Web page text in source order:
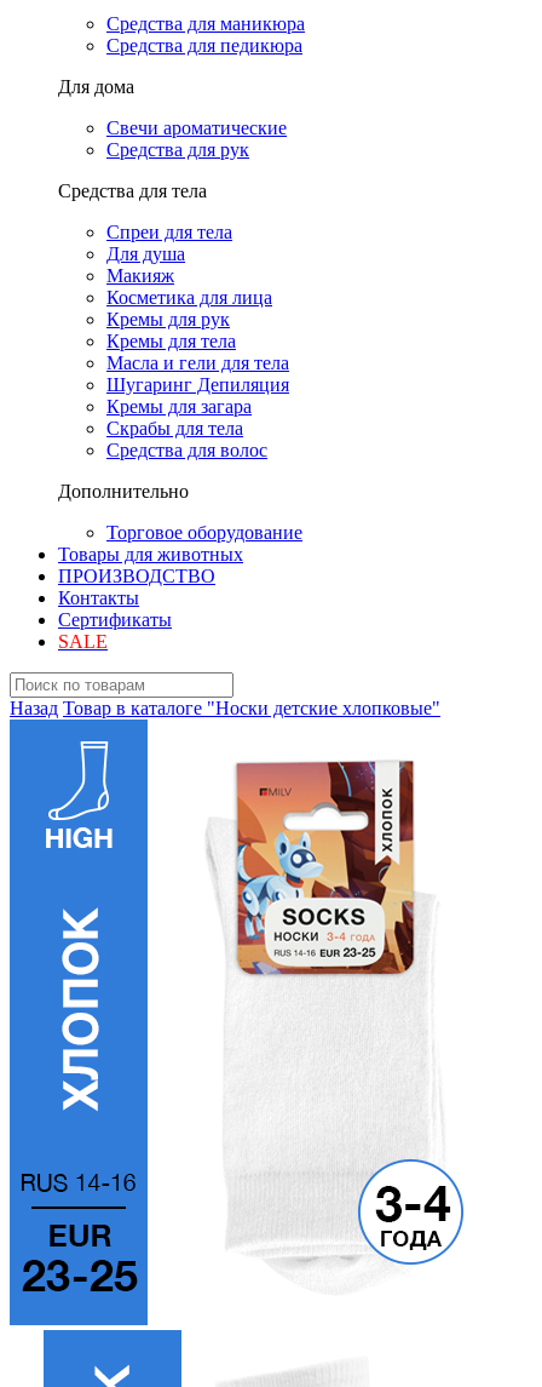
Средства для маникюра
Средства для педикюра
Для дома
Свечи ароматические
Средства для рук
Средства для тела
Спреи для тела
Для душа
Макияж
Косметика для лица
Кремы для рук
Кремы для тела
Масла и гели для тела
Шугаринг Депиляция
Кремы для загара
Скрабы для тела
Средства для волос
Дополнительно
Торговое оборудование
Товары для животных
ПРОИЗВОДСТВО
Контакты
Сертификаты
SALE
Назад Товар в каталоге "Носки детские хлопковые"